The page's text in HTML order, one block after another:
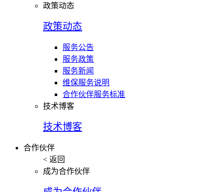
政策动态
政策动态
服务公告
服务政策
服务新闻
维保服务说明
合作伙伴服务标准
技术博客
技术博客
合作伙伴
< 返回
成为合作伙伴